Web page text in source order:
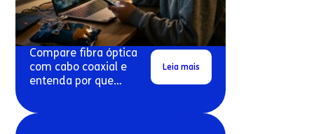
Compare fibra óptica
com cabo coaxial e
entenda por que
costumam travar mais.
Leia mais